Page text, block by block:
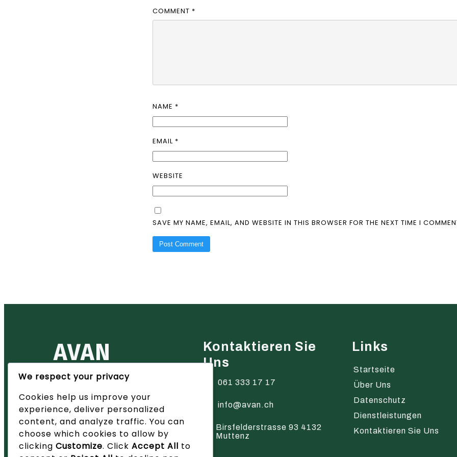
COMMENT *
NAME *
EMAIL *
WEBSITE
SAVE MY NAME, EMAIL, AND WEBSITE IN THIS BROWSER FOR THE NEXT TIME I
AVAN
Ihr zuverlässiger Partner für
– wir bieten innovative Lösungen
und hervorragenden Service.
Kontaktieren Sie
Uns
061 333 17 17
info@avan.ch
Birsfelderstrasse 93 4132
Muttenz
Links
Startseite
Über Uns
Datenschutz
Dienstleistungen
Kontaktieren Sie Uns
We respect your privacy
Cookies help us improve your
experience, deliver personalized
content, and analyze traffic. You can
choose which cookies to allow by
clicking Customize. Click Accept All to